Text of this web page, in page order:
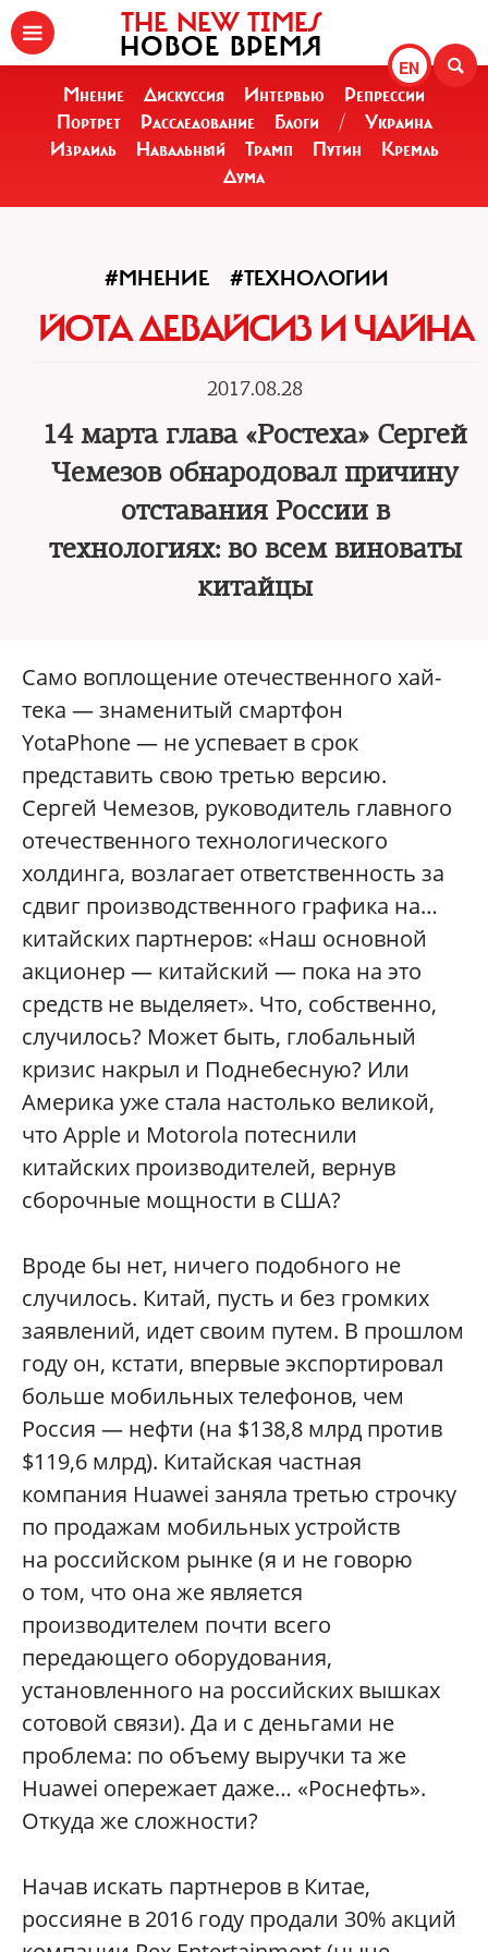
EN
THE NEW TIMES
НОВОЕ ВРЕМЯ
Мнение Дискуссия Интервью
Репрессии
Портрет
Расследование Блоги /
Украина
Израиль
Навальный Трамп Путин
Кремль
Дума
#МНЕНИЕ #ТЕХНОЛОГИИ
ЙОТА ДЕВАЙСИЗ И ЧАЙНА
2017.08.28
14 марта глава «Ростеха» Сергей
Чемезов обнародовал причину
отставания России в
технологиях: во всем виноваты
китайцы
Само воплощение отечественного хай-
тека — знаменитый смартфон
YotaPhone — не успевает в срок
представить свою третью версию.
Сергей Чемезов, руководитель главного
отечественного технологического
холдинга, возлагает ответственность за
сдвиг производственного графика на…
китайских партнеров: «Наш основной
акционер — китайский — пока на это
средств не выделяет». Что, собственно,
случилось? Может быть, глобальный
кризис накрыл и Поднебесную? Или
Америка уже стала настолько великой,
что Apple и Motorola потеснили
китайских производителей, вернув
сборочные мощности в США?
Вроде бы нет, ничего подобного не
случилось. Китай, пусть и без громких
заявлений, идет своим путем. В прошлом
году он, кстати, впервые экспортировал
больше мобильных телефонов, чем
Россия — нефти (на $138,8 млрд против
$119,6 млрд). Китайская частная
компания Huawei заняла третью строчку
по продажам мобильных устройств
на российском рынке (я и не говорю
о том, что она же является
производителем почти всего
передающего оборудования,
установленного на российских вышках
сотовой связи). Да и с деньгами не
проблема: по объему выручки та же
Huawei опережает даже… «Роснефть».
Откуда же сложности?
Начав искать партнеров в Китае,
россияне в 2016 году продали 30% акций